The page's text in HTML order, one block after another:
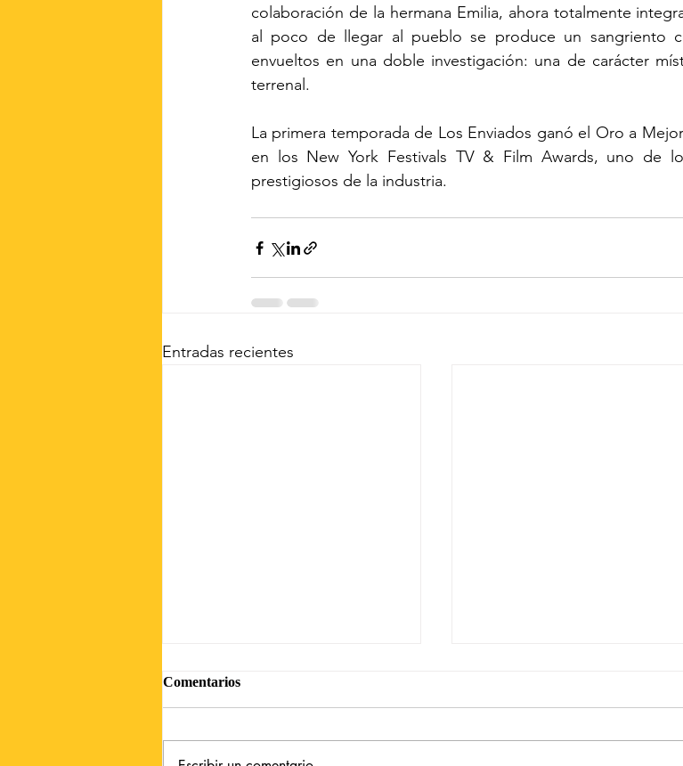
colaboración de la hermana Emilia, ahora totalmente
al poco de llegar al pueblo se produce un sangriento
envueltos en una doble investigación: una de carácter
terrenal.
La primera temporada de Los Enviados ganó el Oro a
en los New York Festivals TV & Film Awards, uno de
prestigiosos de la industria.
Entradas recientes
Comentarios